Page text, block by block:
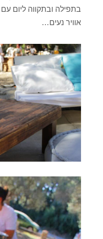
בתפילה ובתקווה ליום
אוויר נעים…